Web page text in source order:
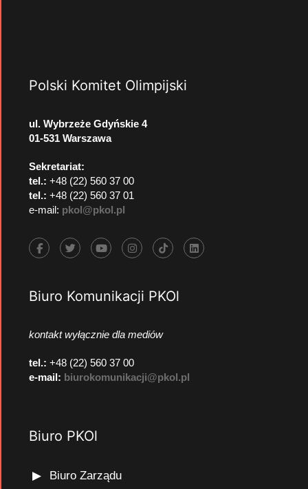
Polski Komitet Olimpijski
ul. Wybrzeże Gdyńskie 4
01-531 Warszawa
Sekretariat:
tel.: +48 (22) 560 37 00
tel.: +48 (22) 560 37 01
e-mail: pkol@pkol.pl
Biuro Komunikacji PKOl
kontakt wyłącznie dla mediów
tel.: +48 (22) 560 37 00
e-mail: biurokomunikacji@pkol.pl
Biuro PKOl
Biuro Zarządu